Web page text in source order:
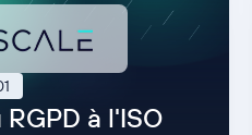
à l'ISO